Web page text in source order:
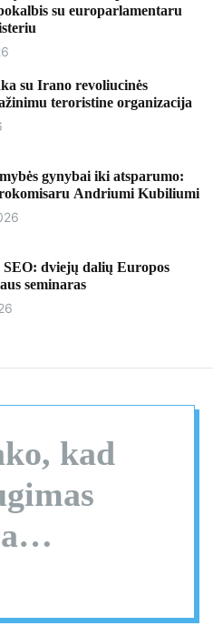
r
su europarlamentaru
su Irano revoliucinės
teroristine organizacija
gynybai iki atsparumo:
Andriumi Kubiliumi
dviejų dalių Europos
seminaras
kad
aktas“